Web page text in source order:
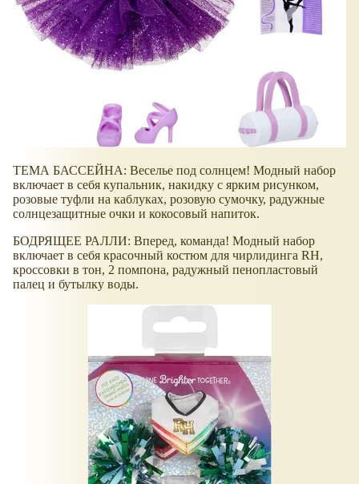
ТЕМА БАССЕЙНА: Веселье под солнцем! Модный набор
включает в себя купальник, накидку с ярким рисунком,
розовые туфли на каблуках, розовую сумочку, радужные
солнцезащитные очки и кокосовый напиток.
БОДРЯЩЕЕ РАЛЛИ: Вперед, команда! Модный набор
включает в себя красочный костюм для чирлидинга RH,
кроссовки в тон, 2 помпона, радужный пенопластовый
палец и бутылку воды.